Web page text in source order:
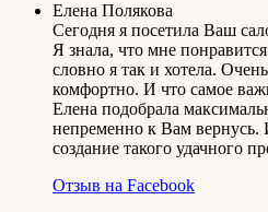
Елена Полякова
Сегодня я посетила Ваш
Я знала, что мне
словно я так и хотела.
комфортно. И что самое
Елена подобрала
непременно к Вам вернусь.
создание такого удачного
Отзыв на Facebook